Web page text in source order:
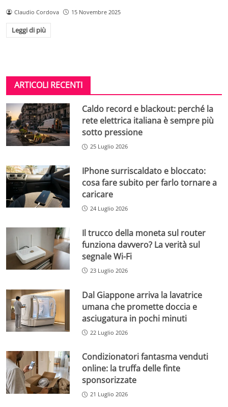
Claudio Cordova 15 Novembre 2025
Leggi di più
ARTICOLI RECENTI
Caldo record e blackout: perché la
rete elettrica italiana è sempre più
sotto pressione
25 Luglio 2026
IPhone surriscaldato e bloccato:
cosa fare subito per farlo tornare a
caricare
24 Luglio 2026
Il trucco della moneta sul router
funziona davvero? La verità sul
segnale Wi-Fi
23 Luglio 2026
Dal Giappone arriva la lavatrice
umana che promette doccia e
asciugatura in pochi minuti
22 Luglio 2026
Condizionatori fantasma venduti
online: la truffa delle finte
sponsorizzate
21 Luglio 2026